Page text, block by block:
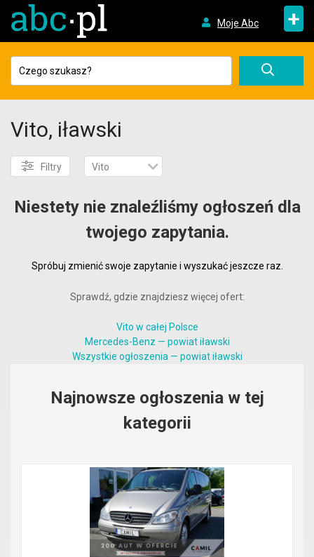
Moje Abc +
Vito, iławski
Filtry Vito
Niestety nie znaleźliśmy ogłoszeń dla
twojego zapytania.
Spróbuj zmienić swoje zapytanie i wyszukać jeszcze raz.
Sprawdź, gdzie znajdziesz więcej ofert:
Vito w całej Polsce
Mercedes-Benz — powiat iławski
Wszystkie ogłoszenia — powiat iławski
Najnowsze ogłoszenia w tej
kategorii